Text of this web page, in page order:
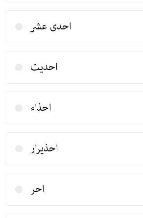
احدی عشر
احدیت
احذاء
احذیرار
احر